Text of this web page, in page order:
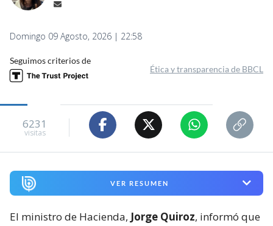
Domingo 09 Agosto, 2026 | 22:58
Seguimos criterios de
Ética y transparencia de BBCL
6231
visitas
VER RESUMEN
El ministro de Hacienda, Jorge Quiroz, informó que